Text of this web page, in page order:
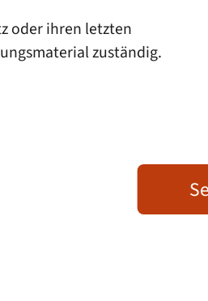
oder ihren letzten
zuständig.